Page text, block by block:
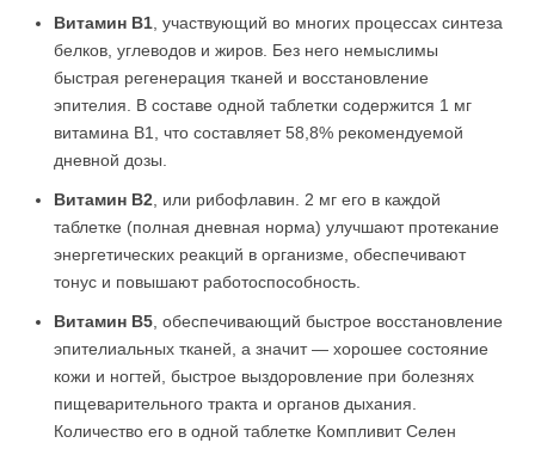
Витамин В1 , участвующий во многих процессах синтеза
белков, углеводов и жиров. Без него немыслимы
быстрая регенерация тканей и восстановление
эпителия. В составе одной таблетки содержится 1 мг
витамина В1, что составляет 58,8% рекомендуемой
дневной дозы.
Витамин В2 , или рибофлавин. 2 мг его в каждой
таблетке (полная дневная норма) улучшают протекание
энергетических реакций в организме, обеспечивают
тонус и повышают работоспособность.
Витамин В5 , обеспечивающий быстрое восстановление
эпителиальных тканей, а значит — хорошее состояние
кожи и ногтей, быстрое выздоровление при болезнях
пищеварительного тракта и органов дыхания.
Количество его в одной таблетке Компливит Селен